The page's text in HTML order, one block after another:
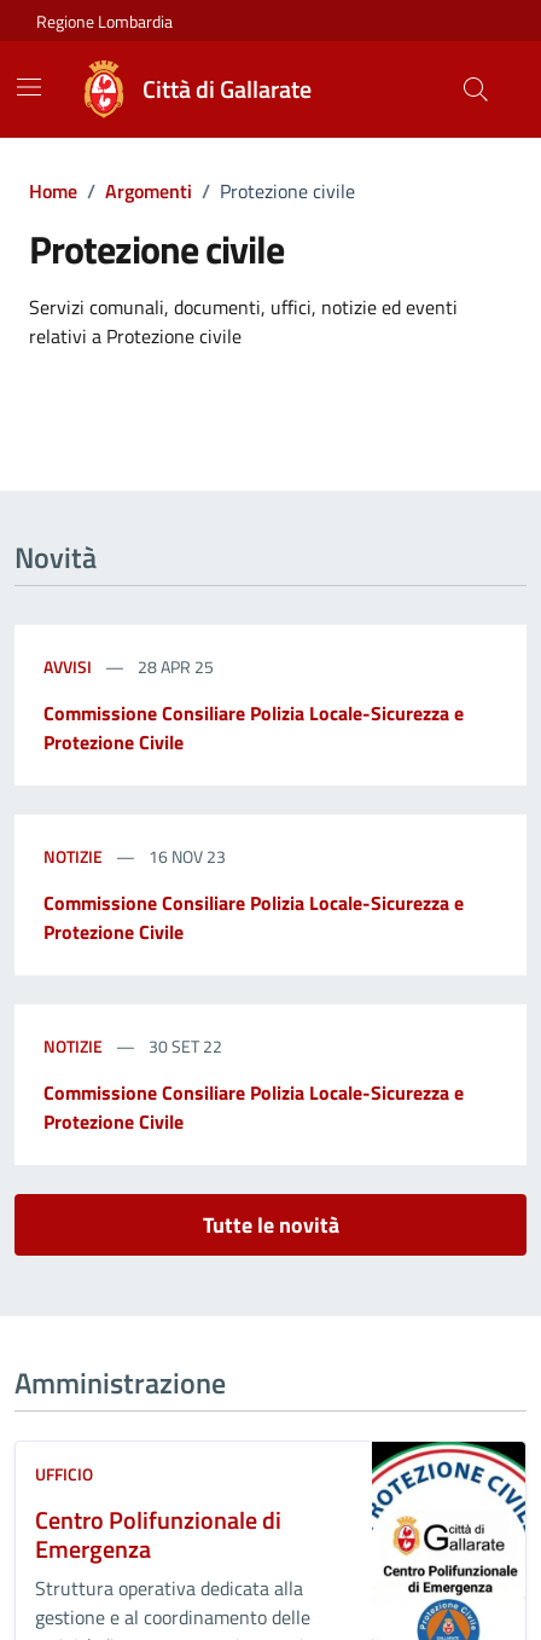
Vai ai contenuti
Vai al footer
Regione Lombardia
Città di Gallarate
Home / Argomenti / Protezione civile
Protezione civile
Dettagli dell'argomento
Servizi comunali, documenti, uffici, notizie ed eventi
relativi a Protezione civile
Novità
AVVISI 28 APR 25
Commissione Consiliare Polizia Locale-Sicurezza e
Protezione Civile
NOTIZIE 16 NOV 23
Commissione Consiliare Polizia Locale-Sicurezza e
Protezione Civile
NOTIZIE 30 SET 22
Commissione Consiliare Polizia Locale-Sicurezza e
Protezione Civile
Tutte le novità
Amministrazione
UFFICIO
Centro Polifunzionale di
Emergenza
Struttura operativa dedicata alla
gestione e al coordinamento delle